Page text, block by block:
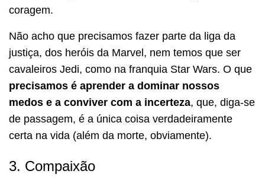
coragem.
Não acho que precisamos fazer parte da liga da
justiça, dos heróis da Marvel, nem temos que ser
cavaleiros Jedi, como na franquia Star Wars. O que
precisamos é aprender a dominar nossos
medos e a conviver com a incerteza, que, diga-se
de passagem, é a única coisa verdadeiramente
certa na vida (além da morte, obviamente).
3. Compaixão